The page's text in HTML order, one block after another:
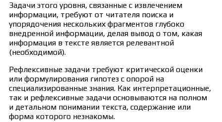
Задачи этого уровня, связанные с извлечением
информации, требуют от читателя поиска и
упорядочения нескольких фрагментов глубоко
внедренной информации, делая вывод о том, какая
информация в тексте является релевантной
(необходимой).
Рефлексивные задачи требуют критической оценки
или формулирования гипотез с опорой на
специализированные знания. Как интерпретационные,
так и рефлексивные задачи основываются на полном
и детальном понимании текста, содержание или
форма которого незнакомы.